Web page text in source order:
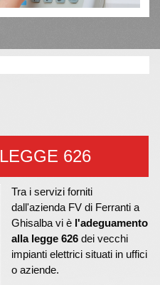
626
Tra i servizi forniti
dall'azienda FV di Ferranti a
Ghisalba vi è l'adeguamento
alla legge 626 dei vecchi
impianti elettrici situati in uffici
o aziende.